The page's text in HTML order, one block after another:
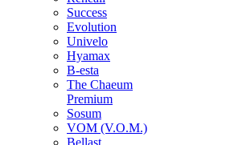
Success
Evolution
Univelo
Hyamax
B-esta
The Chaeum
Premium
Sosum
VOM (V.O.M.)
Bellast